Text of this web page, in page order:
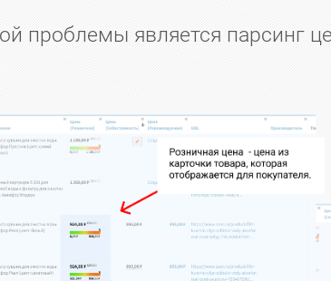
проблемы является парсинг